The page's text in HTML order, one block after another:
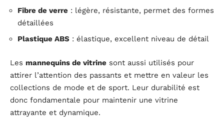
Fibre de verre : légère, résistante, permet des formes
détaillées
Plastique ABS : élastique, excellent niveau de détail
Les mannequins de vitrine sont aussi utilisés pour
attirer l’attention des passants et mettre en valeur les
collections de mode et de sport. Leur durabilité est
donc fondamentale pour maintenir une vitrine
attrayante et dynamique.